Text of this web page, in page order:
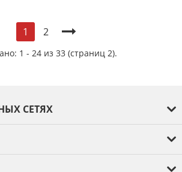
1 2
1 - 24 из 33 (страниц 2).
СЕТЯХ